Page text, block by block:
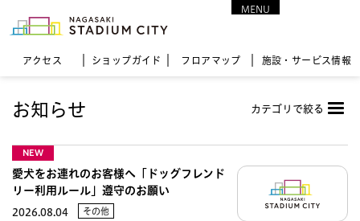
アクセス ショップガイド フロア マップ 施設・サービス情報
MENU
お知らせ カテゴリで絞る
NEW
愛犬をお連れのお客様へ「ドッグフレンド
リー利用ルール」遵守のお願い
2026.08.04 その他